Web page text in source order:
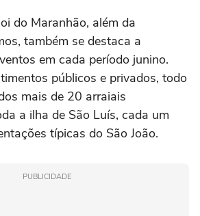
do Maranhão, além da
também se destaca a
em cada período junino.
públicos e privados, todo
mais de 20 arraiais
a ilha de São Luís, cada um
típicas do São João.
PUBLICIDADE